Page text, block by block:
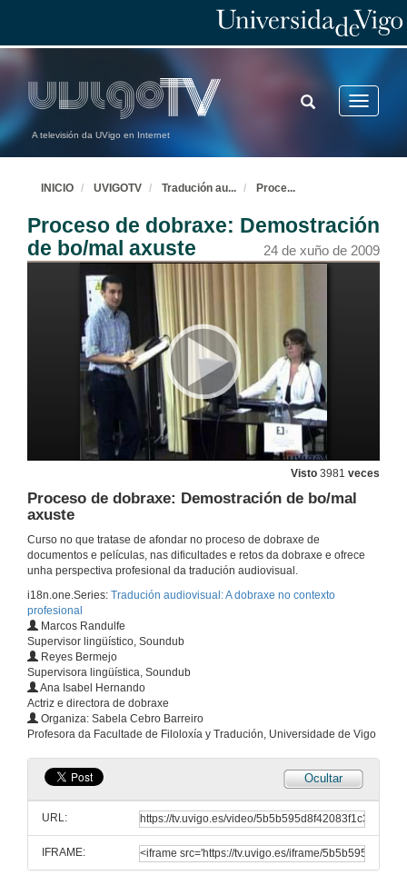
A televisión da UVigo en Internet
Toggle
TOGGLE
SEARCH
INICIO UVIGOTV Tradución au... Proce...
Proceso de dobraxe: Demostración
de bo/mal axuste
24 de xuño de 2009
Visto 3981 veces
Proceso de dobraxe: Demostración de bo/mal
axuste
Curso no que tratase de afondar no proceso de dobraxe de
documentos e películas, nas dificultades e retos da dobraxe e ofrece
unha perspectiva profesional da tradución audiovisual.
i18n.one.Series: Tradución audiovisual: A dobraxe no contexto
profesional
Marcos Randulfe
Supervisor lingüístico, Soundub
Reyes Bermejo
Supervisora lingüística, Soundub
Ana Isabel Hernando
Actriz e directora de dobraxe
Organiza: Sabela Cebro Barreiro
Profesora da Facultade de Filoloxía y Tradución, Universidade de Vigo
Ocultar
URL:
IFRAME:
22 de xuño de 2009
Bloque común: Documentais, películas e series.
Dobraxe de documentais: Introdución
22 de xuño de 2009
Proceso de dobraxe de documentais
22 de xuño de 2009